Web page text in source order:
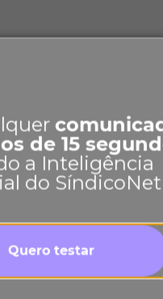
de 15
a Inteligência
do SíndicoNet
Quero testar